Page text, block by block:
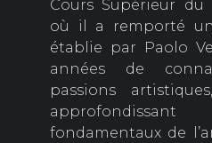
Cours Supérieur
où il a remporté
établie par Paolo
années de
passions
fondamentaux de